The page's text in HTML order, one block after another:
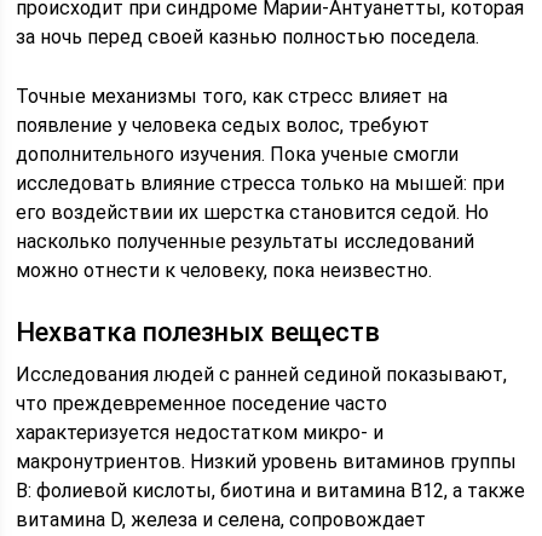
происходит при синдроме Марии-Антуанетты, которая
за ночь перед своей казнью полностью поседела.
Точные механизмы того, как стресс влияет на
появление у человека седых волос, требуют
дополнительного изучения. Пока ученые смогли
исследовать влияние стресса только на мышей: при
его воздействии их шерстка становится седой. Но
насколько полученные результаты исследований
можно отнести к человеку, пока неизвестно.
Нехватка полезных веществ
Исследования людей с ранней сединой показывают,
что преждевременное поседение часто
характеризуется недостатком микро- и
макронутриентов. Низкий уровень витаминов группы
B: фолиевой кислоты, биотина и витамина B12, а также
витамина D, железа и селена, сопровождает